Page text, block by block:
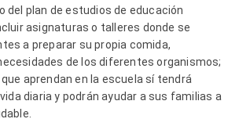
del plan de estudios de educación
asignaturas o talleres donde se
a preparar su propia comida,
de los diferentes organismos;
aprendan en la escuela sí tendrá
diaria y podrán ayudar a sus familias a